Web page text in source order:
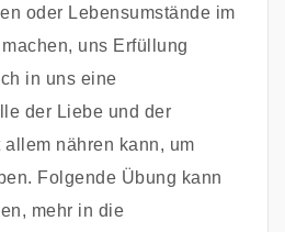
oder Lebensumstände im
uns Erfüllung
in uns eine
der Liebe und der
nähren kann, um
Folgende Übung kann
mehr in die